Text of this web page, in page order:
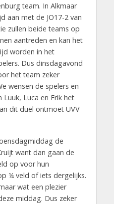
team. In Alkmaar
aan met de JO17-2 van
zullen beide teams op
aantreden en kan het
worden in het
Dus dinsdagavond
het team zeker
wensen de spelers en
Luca en Erik het
dit duel ontmoet UVV
de
want dan gaan de
op voor hun
¼ veld of iets dergelijks.
wat een plezier
middag. Dus zeker